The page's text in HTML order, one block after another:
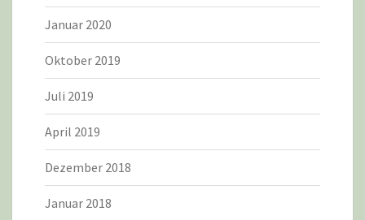
Januar 2020
Oktober 2019
Juli 2019
April 2019
Dezember 2018
Januar 2018